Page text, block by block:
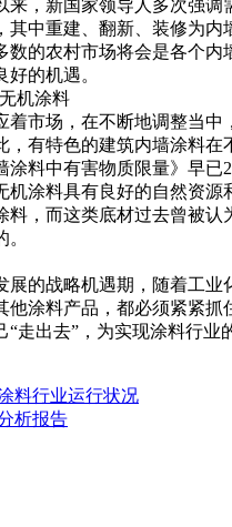
，新国家领导人多次强调
其中重建、翻新、装修为
农村市场将会是各个内
的机遇。
机涂料
场，在不断地调整当中
，有特色的建筑内墙涂料
中有害物质限量》早已
机涂料具有良好的自然资
料，而这类底材过去曾被
的战略机遇期，随着工业
料产品，都必须紧紧抓
走出去”，为实现涂料行业
料行业运行状况
析报告